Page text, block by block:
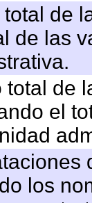
de
de las
total de
el
los